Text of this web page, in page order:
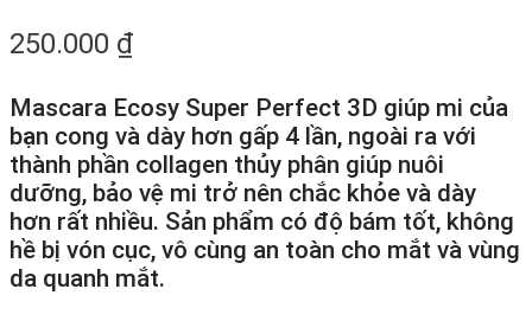
250.000 ₫
Mascara Ecosy Super Perfect 3D giúp mi của
bạn cong và dày hơn gấp 4 lần, ngoài ra với
thành phần collagen thủy phân giúp nuôi
dưỡng, bảo vệ mi trở nên chắc khỏe và dày
hơn rất nhiều. Sản phẩm có độ bám tốt, không
hề bị vón cục, vô cùng an toàn cho mắt và vùng
da quanh mắt.